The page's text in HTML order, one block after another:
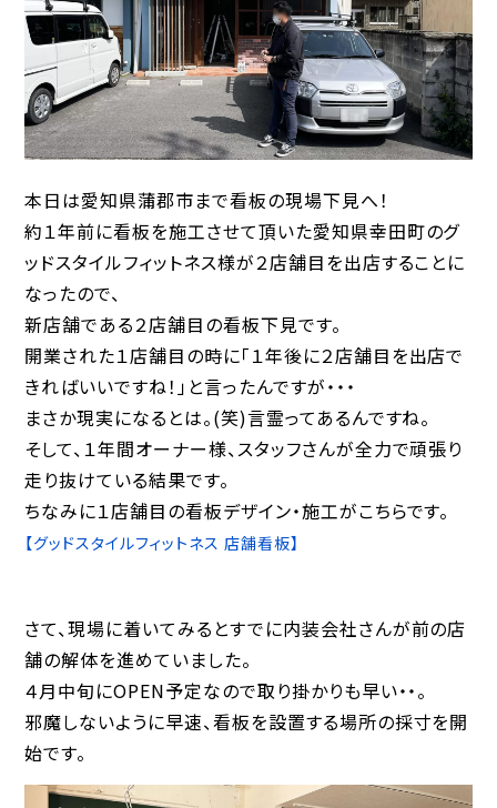
本日は愛知県蒲郡市まで看板の現場下見へ！
約１年前に看板を施工させて頂いた愛知県幸田町のグ
ッドスタイルフィットネス様が２店舗目を出店することに
なったので、
新店舗である２店舗目の看板下見です。
開業された１店舗目の時に「１年後に２店舗目を出店で
きればいいですね！」と言ったんですが・・・
まさか現実になるとは。(笑)言霊ってあるんですね。
そして、１年間オーナー様、スタッフさんが全力で頑張り
走り抜けている結果です。
ちなみに１店舗目の看板デザイン・施工がこちらです。
【グッドスタイルフィットネス 店舗看板】
さて、現場に着いてみるとすでに内装会社さんが前の店
舗の解体を進めていました。
４月中旬にOPEN予定なので取り掛かりも早い・・。
邪魔しないように早速、看板を設置する場所の採寸を開
始です。